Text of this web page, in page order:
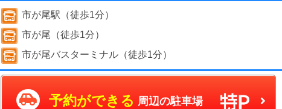
市が尾駅（徒歩1分）
市が尾（徒歩1分）
市が尾バスターミナル（徒歩1分）
予約ができる 周辺の駐車場